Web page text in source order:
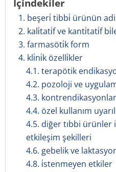
İçindekiler
1. beşeri̇ tibbi̇ ürünün adi
2. kali̇tati̇f ve kanti̇tati̇f
3. farmasöti̇k form
4. kli̇ni̇k özelli̇kler
4.1. terapötik
4.2. pozoloji ve
4.3. kontrendikasyonlar
4.4. özel kullanım
4.5. diğer tıbbi
etkileşim şekilleri
4.6. gebelik ve
4.8. i̇stenmeyen etkiler